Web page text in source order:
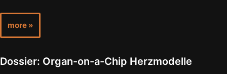
more »
Dossier: Organ-on-a-Chip Herzmodelle